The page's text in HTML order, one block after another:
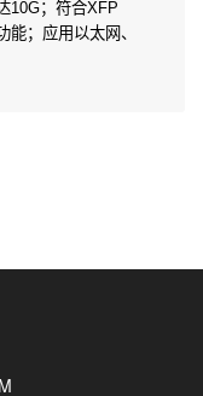
10G；符合XFP
；应用以太网、